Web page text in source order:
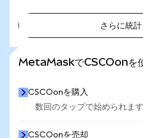
さらに統
MetaMaskでCSCOonを
CSCOonを購入
数回のタップで始められます
CSCOonを売却